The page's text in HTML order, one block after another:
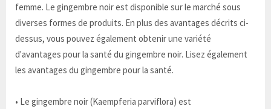
femme. Le gingembre noir est disponible sur le marché sous
diverses formes de produits. En plus des avantages décrits ci-
dessus, vous pouvez également obtenir une variété
d'avantages pour la santé du gingembre noir. Lisez également
les avantages du gingembre pour la santé.
• Le gingembre noir (Kaempferia parviflora) est